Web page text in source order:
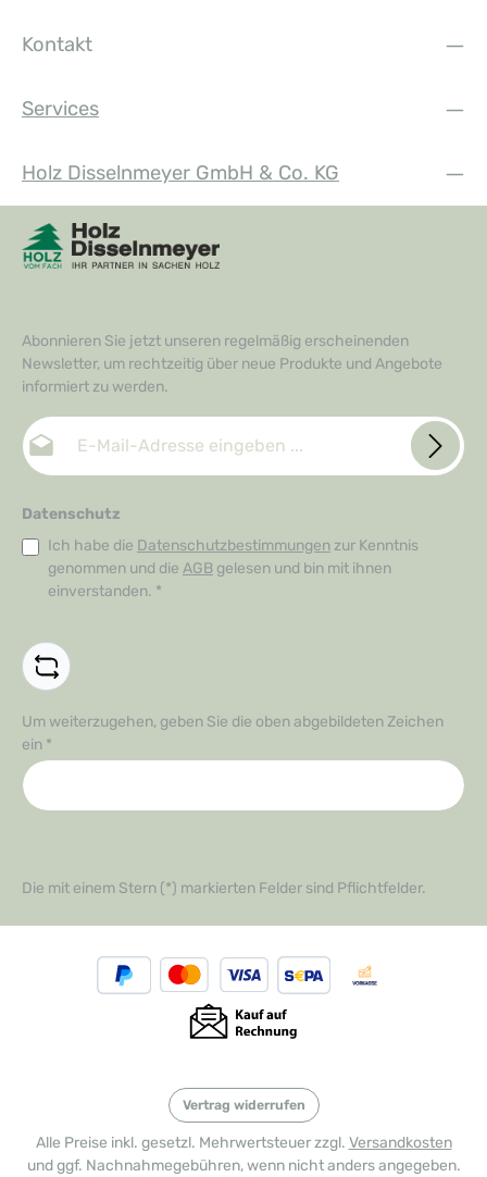
Kontakt
Services
Holz Disselnmeyer GmbH & Co. KG
Abonnieren Sie jetzt unseren regelmäßig erscheinenden
Newsletter, um rechtzeitig über neue Produkte und Angebote
informiert zu werden.
E-Mail-Adresse*
Datenschutz
Ich habe die Datenschutzbestimmungen zur Kenntnis
genommen und die AGB gelesen und bin mit ihnen
einverstanden. *
Um weiterzugehen, geben Sie die oben abgebildeten Zeichen
ein *
Die mit einem Stern (*) markierten Felder sind Pflichtfelder.
Vertrag widerrufen
Alle Preise inkl. gesetzl. Mehrwertsteuer zzgl. Versandkosten
und ggf. Nachnahmegebühren, wenn nicht anders angegeben.